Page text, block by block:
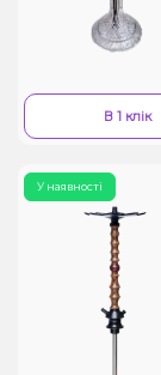
В 1 клік
У наявності